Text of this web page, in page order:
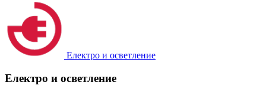
Електро и осветление
Електро и осветление